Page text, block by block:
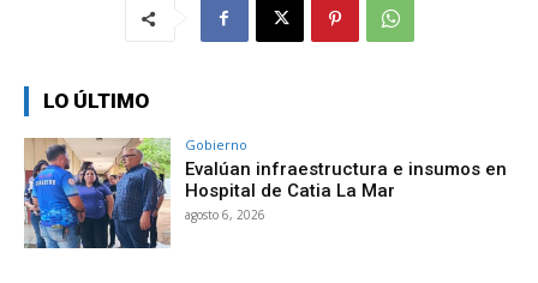
LO ÚLTIMO
Gobierno
Evalúan infraestructura e insumos en
Hospital de Catia La Mar
agosto 6, 2026